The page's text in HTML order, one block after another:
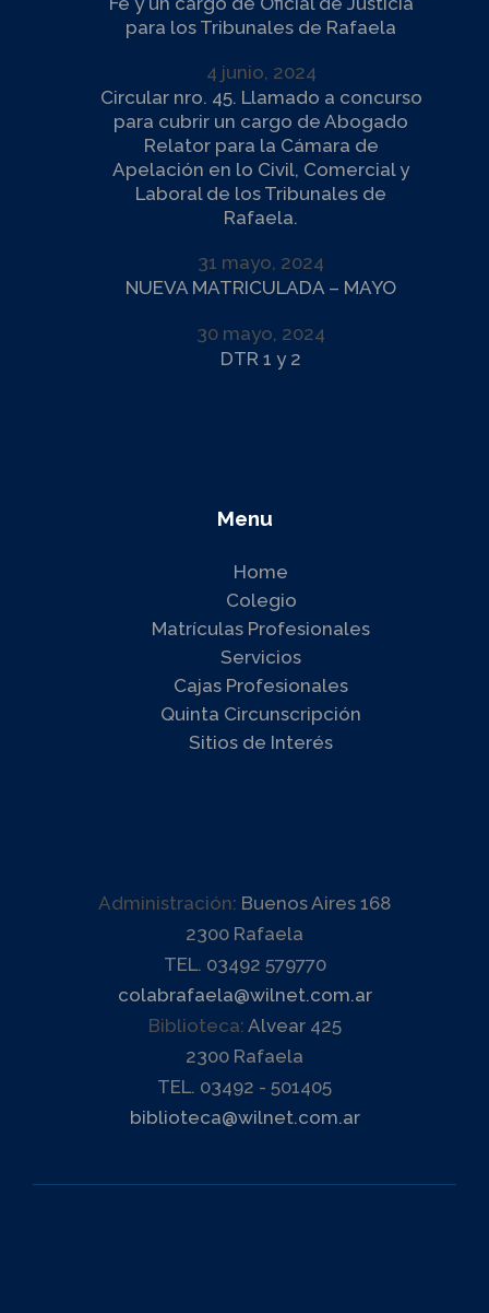
para los Tribunales de Rafaela
4 junio, 2024
Circular nro. 45. Llamado a concurso
para cubrir un cargo de Abogado
Relator para la Cámara de
Apelación en lo Civil, Comercial y
Laboral de los Tribunales de
Rafaela.
31 mayo, 2024
NUEVA MATRICULADA – MAYO
30 mayo, 2024
DTR 1 y 2
Menu
Home
Colegio
Matrículas Profesionales
Servicios
Cajas Profesionales
Quinta Circunscripción
Sitios de Interés
Administración: Buenos Aires 168
2300 Rafaela
TEL. 03492 579770
colabrafaela@wilnet.com.ar
Biblioteca: Alvear 425
2300 Rafaela
TEL. 03492 - 501405
biblioteca@wilnet.com.ar